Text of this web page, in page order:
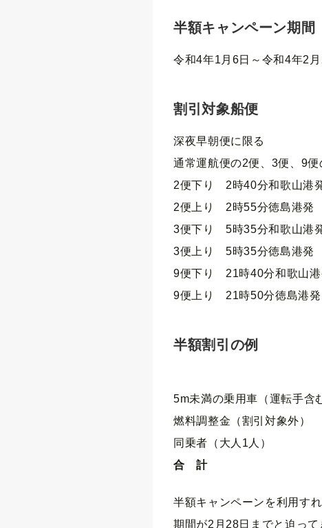
半額キャンペーン期間
令和4年1月6日～令和4年2
割引対象船便
深夜早朝便に限る
通常運航便の2便、3便、9便
2便下り 2時40分和歌山
2便上り 2時55分徳島港
3便下り 5時35分和歌山
3便上り 5時35分徳島港
9便下り 21時40分和歌山
9便上り 21時50分徳島港
半額割引の例
通常
5m未満の乗用車（運転
燃料調整金（割引対
同乗者（大人1人
合 計
半額キャンペーンを利用す
期間が2月28日までと迫って